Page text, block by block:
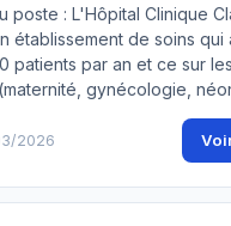
poste : L'Hôpital Clinique
établissement de soins qui
patients par an et ce sur
gynécologie,
2026